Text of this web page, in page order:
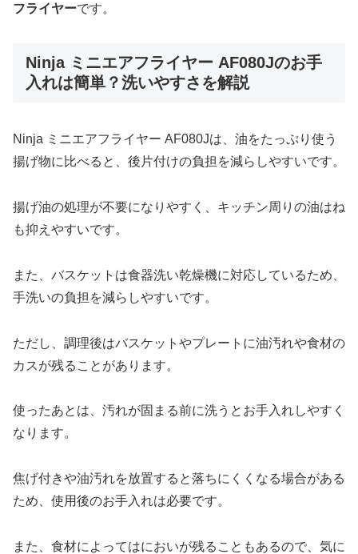
フライヤーです。
Ninja ミニエアフライヤー AF080Jのお手
入れは簡単？洗いやすさを解説
Ninja ミニエアフライヤー AF080Jは、油をたっぷり使う
揚げ物に比べると、後片付けの負担を減らしやすいです。
揚げ油の処理が不要になりやすく、キッチン周りの油はね
も抑えやすいです。
また、バスケットは食器洗い乾燥機に対応しているため、
手洗いの負担を減らしやすいです。
ただし、調理後はバスケットやプレートに油汚れや食材の
カスが残ることがあります。
使ったあとは、汚れが固まる前に洗うとお手入れしやすく
なります。
焦げ付きや油汚れを放置すると落ちにくくなる場合がある
ため、使用後のお手入れは必要です。
また、食材によってはにおいが残ることもあるので、気に